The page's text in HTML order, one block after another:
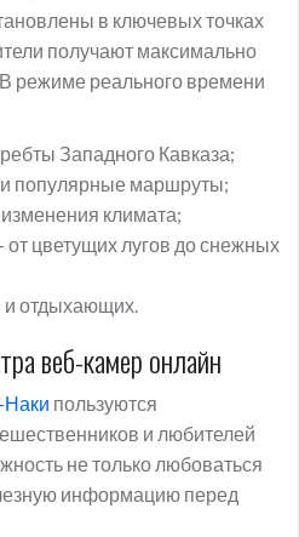
в ключевых точках
получают максимально
режиме реального времени
Западного Кавказа;
и популярные маршруты;
климата;
цветущих лугов до снежных
и отдыхающих.
веб-камер онлайн
Наки пользуются
и любителей
не только любоваться
информацию перед